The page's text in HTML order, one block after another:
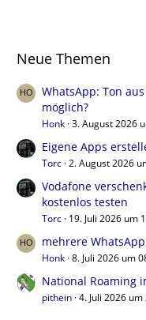
Neue Themen
WhatsApp: Ton
möglich?
Honk 3. August 2026
Eigene Apps
Torc 2. August 2026
Vodafone
kostenlos testen
Torc 19. Juli 2026 um
mehrere
Honk 8. Juli 2026 um
National Roaming
pithein 4. Juli 2026 um